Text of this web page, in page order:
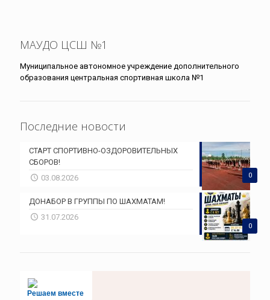
МАУДО ЦСШ №1
Муниципальное автономное учреждение дополнительного
образования центральная спортивная школа №1
Последние новости
0
СТАРТ СПОРТИВНО-ОЗДОРОВИТЕЛЬНЫХ
СБОРОВ!
03.08.2026
0
ДОНАБОР В ГРУППЫ ПО ШАХМАТАМ!
31.07.2026
Решаем вместе